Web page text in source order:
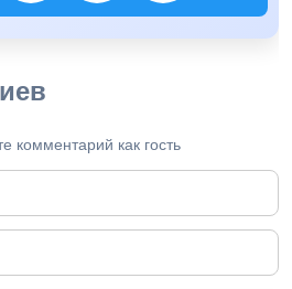
комментарий как гость